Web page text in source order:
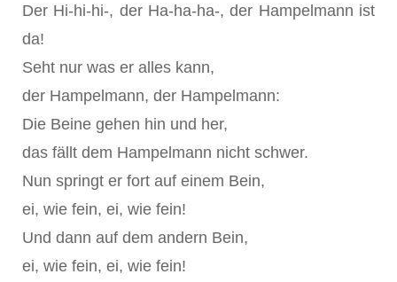
Der Hi-hi-hi-, der Ha-ha-ha-, der Hampelmann ist
da!
Seht nur was er alles kann,
der Hampelmann, der Hampelmann:
Die Beine gehen hin und her,
das fällt dem Hampelmann nicht schwer.
Nun springt er fort auf einem Bein,
ei, wie fein, ei, wie fein!
Und dann auf dem andern Bein,
ei, wie fein, ei, wie fein!